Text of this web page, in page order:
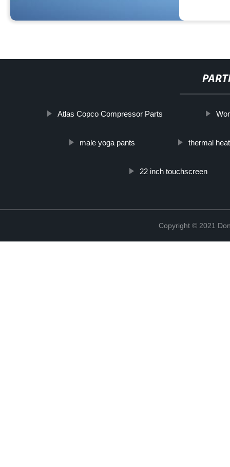
Atlas Copco Compressor Parts
male yoga pants thermal
22 inch touchscreen
Copyright © 2021